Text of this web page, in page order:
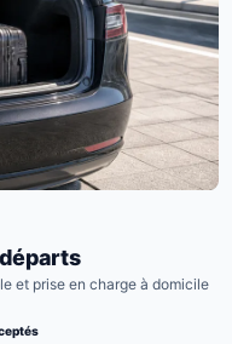
et prise en charge à domicile